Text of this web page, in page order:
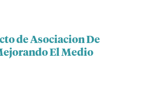
de Asociacion De
El Medio